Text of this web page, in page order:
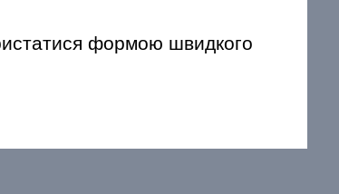
формою швидкого